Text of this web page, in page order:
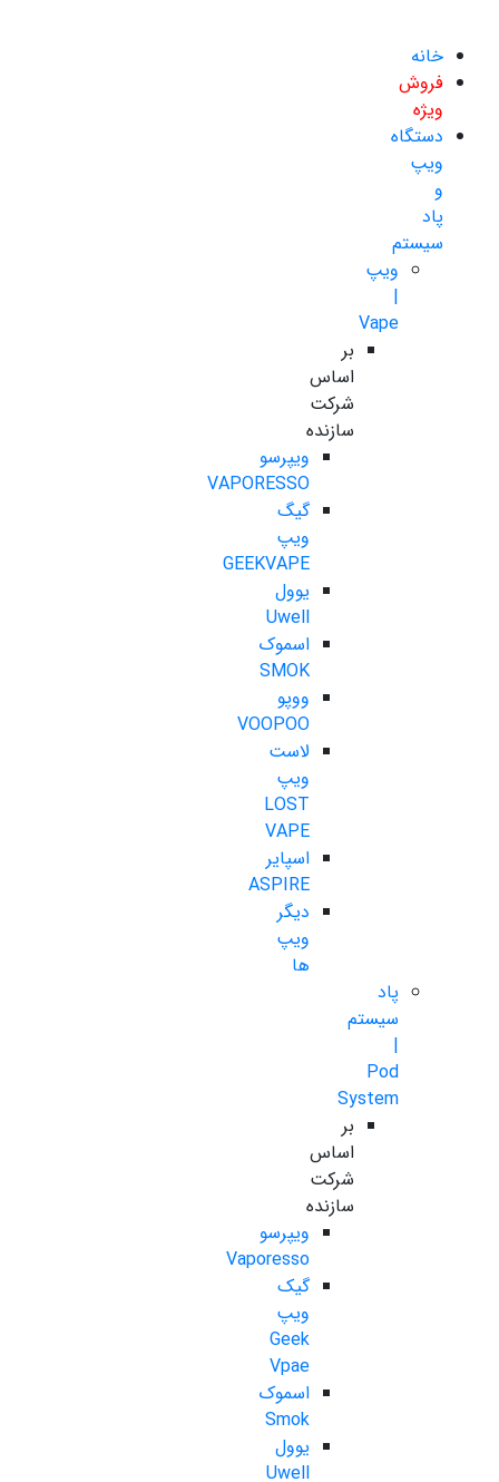
خانه
فروش
ویژه
دستگاه
ویپ
و
پاد
سیستم
ویپ
|
Vape
بر
اساس
شرکت
سازنده
ویپرسو
VAPORESSO
گیگ
ویپ
GEEKVAPE
یوول
Uwell
اسموک
SMOK
ووپو
VOOPOO
لاست
ویپ
LOST
VAPE
اسپایر
ASPIRE
دیگر
ویپ
ها
پاد
سیستم
|
Pod
System
بر
اساس
شرکت
سازنده
ویپرسو
Vaporesso
گیک
ویپ
Geek
Vpae
اسموک
Smok
یوول
Uwell